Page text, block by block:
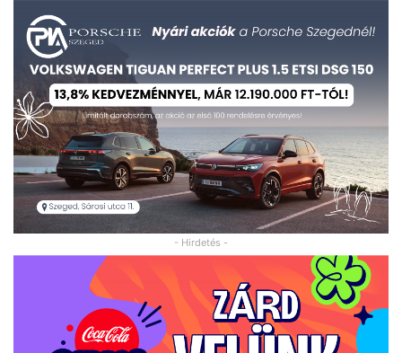
- Hirdetés -